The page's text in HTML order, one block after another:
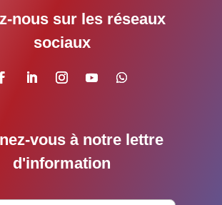
nous sur les réseaux
sociaux
vous à notre lettre
d'information